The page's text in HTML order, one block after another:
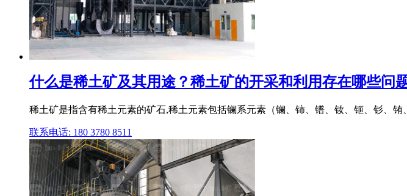
什么是稀土矿及其用途？稀土矿的开采和利用存在哪些问
稀土矿是指含有稀土元素的矿石,稀土元素包括镧系元素（镧、铈、镨、钕、钷、钐、
联系电话: 180 3780 8511